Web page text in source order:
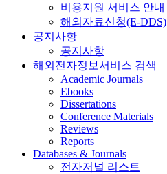
비용지원 서비스 안내
해외자료신청(E-DDS)
공지사항
공지사항
해외전자정보서비스 검색
Academic Journals
Ebooks
Dissertations
Conference Materials
Reviews
Reports
Databases & Journals
전자저널 리스트